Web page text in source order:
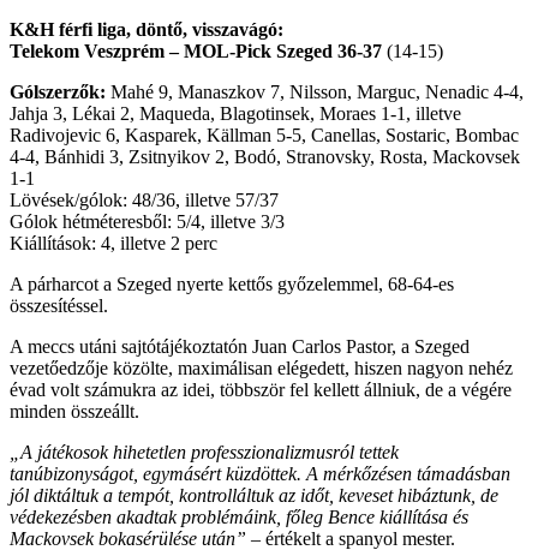
K&H férfi liga, döntő, visszavágó:
Telekom Veszprém – MOL-Pick Szeged 36-37 (14-15)
Gólszerzők: Mahé 9, Manaszkov 7, Nilsson, Marguc, Nenadic 4-4,
Jahja 3, Lékai 2, Maqueda, Blagotinsek, Moraes 1-1, illetve
Radivojevic 6, Kasparek, Källman 5-5, Canellas, Sostaric, Bombac
4-4, Bánhidi 3, Zsitnyikov 2, Bodó, Stranovsky, Rosta, Mackovsek
1-1
Lövések/gólok: 48/36, illetve 57/37
Gólok hétméteresből: 5/4, illetve 3/3
Kiállítások: 4, illetve 2 perc
A párharcot a Szeged nyerte kettős győzelemmel, 68-64-es
összesítéssel.
A meccs utáni sajtótájékoztatón Juan Carlos Pastor, a Szeged
vezetőedzője közölte, maximálisan elégedett, hiszen nagyon nehéz
évad volt számukra az idei, többször fel kellett állniuk, de a végére
minden összeállt.
„A játékosok hihetetlen professzionalizmusról tettek
tanúbizonyságot, egymásért küzdöttek. A mérkőzésen támadásban
jól diktáltuk a tempót, kontrolláltuk az időt, keveset hibáztunk, de
védekezésben akadtak problémáink, főleg Bence kiállítása és
Mackovsek bokasérülése után” – értékelt a spanyol mester.